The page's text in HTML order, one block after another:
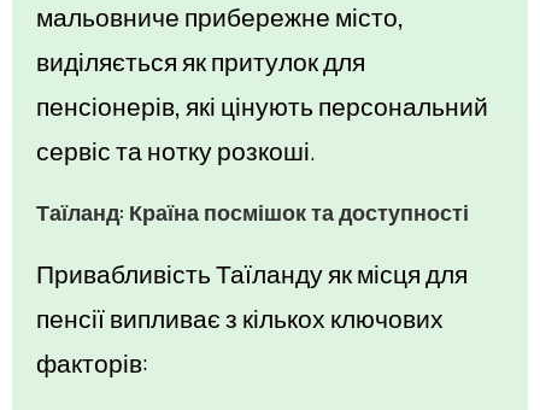
мальовниче прибережне місто,
виділяється як притулок для
пенсіонерів, які цінують персональний
сервіс та нотку розкоші.
Таїланд: Країна посмішок та доступності
Привабливість Таїланду як місця для
пенсії випливає з кількох ключових
факторів: